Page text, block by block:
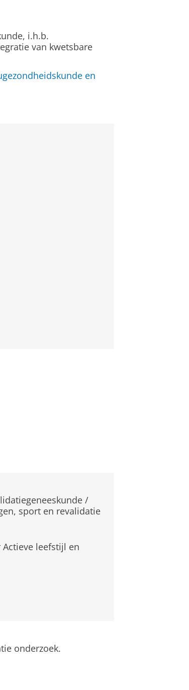
i.h.b.
van kwetsbare
en
/
sport en revalidatie
leefstijl en
onderzoek.